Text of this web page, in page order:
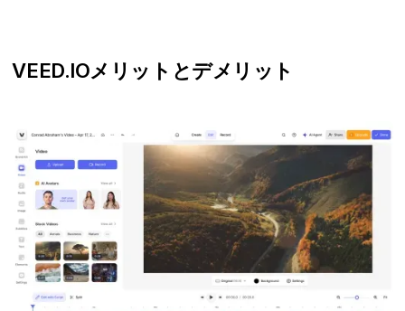
VEED.IOメリットとデメリット